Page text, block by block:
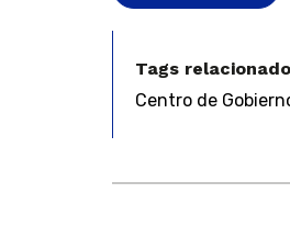
Tags
Centro de